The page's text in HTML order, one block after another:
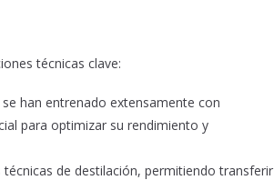
técnicas clave:​
han entrenado extensamente con
para optimizar su rendimiento y
técnicas de destilación, permitiendo transferir